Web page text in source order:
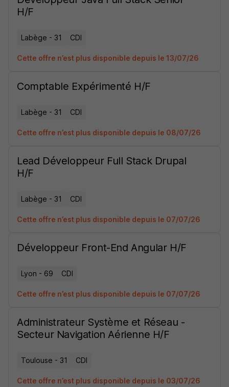
H/F
Labège - 31 CDI
Cette offre n’est plus disponible depuis le 13/07/26
Comptable Expérimenté H/F
Labège - 31 CDI
Cette offre n’est plus disponible depuis le 08/07/26
Lead Développeur Full Stack Drupal
H/F
Labège - 31 CDI
Cette offre n’est plus disponible depuis le 07/07/26
Développeur Front-End Angular H/F
Lyon - 69 CDI
Cette offre n’est plus disponible depuis le 07/07/26
Administrateur Système et Réseau -
Secteur Navigation Aérienne H/F
Toulouse - 31 CDI
Cette offre n’est plus disponible depuis le 03/07/26